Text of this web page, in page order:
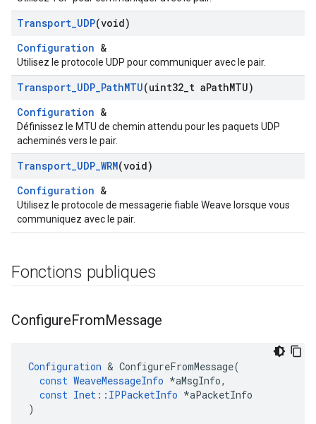
Transport_UDP(void)
Configuration &
Utilisez le protocole UDP pour communiquer avec le pair.
Transport_UDP_PathMTU(uint32 t aPathMTU)
Configuration &
Définissez le MTU de chemin attendu pour les paquets UDP
acheminés vers le pair.
Transport_UDP_WRM(void)
Configuration &
Utilisez le protocole de messagerie fiable Weave lorsque vous
communiquez avec le pair.
Fonctions publiques
ConfigureFromMessage
Configuration & ConfigureFromMessage(
const WeaveMessageInfo *aMsgInfo,
const Inet :: IPPacketInfo *aPacketInfo
)